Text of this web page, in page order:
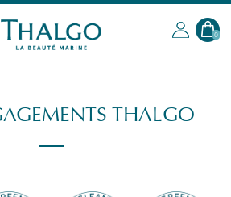
FR
0
THALGO